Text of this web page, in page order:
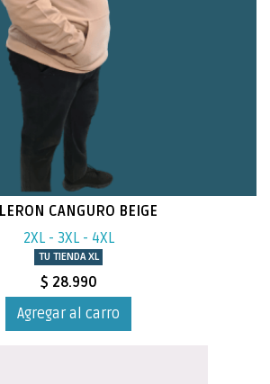
CANGURO BEIGE
2XL - 3XL - 4XL
TU TIENDA XL
$ 28.990
Agregar al carro